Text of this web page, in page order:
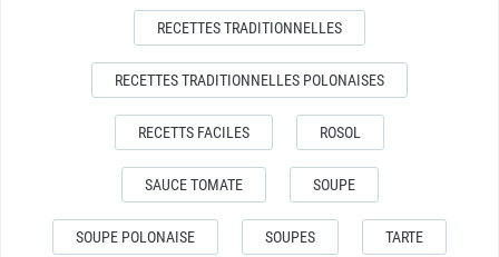
RECETTES TRADITIONNELLES
RECETTES TRADITIONNELLES POLONAISES
RECETTS FACILES ROSOL
SAUCE TOMATE SOUPE
SOUPE POLONAISE SOUPES TARTE